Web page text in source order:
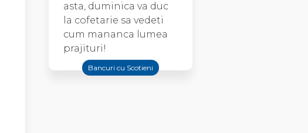
asta, duminica va duc
la cofetarie sa vedeti
cum mananca lumea
prajituri!
Bancuri cu Scotieni